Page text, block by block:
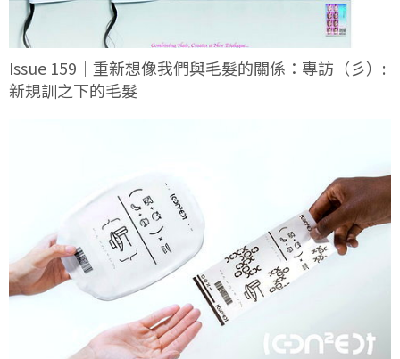
Issue 159｜重新想像我們與毛髮的關係：專訪（彡）:
新規訓之下的毛髮